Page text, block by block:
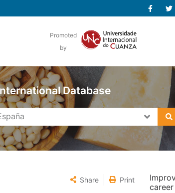
Promoted
by
Database
Share Print
career